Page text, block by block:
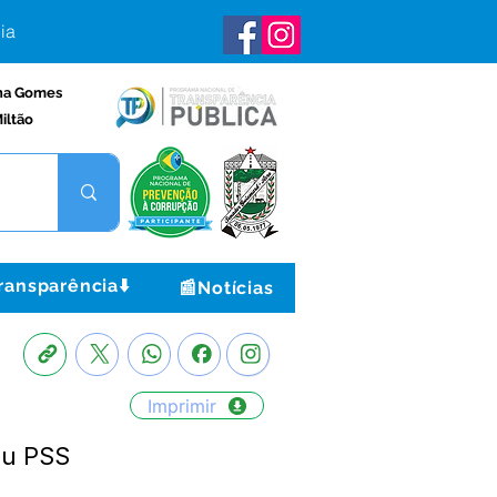
Gomes
📰Notícias
Imprimir
PSS